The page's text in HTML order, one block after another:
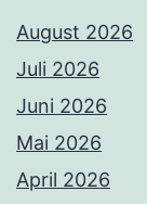
August 2026
Juli 2026
Juni 2026
Mai 2026
April 2026